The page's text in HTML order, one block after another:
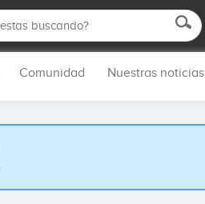
Comunidad Nuestras noticias